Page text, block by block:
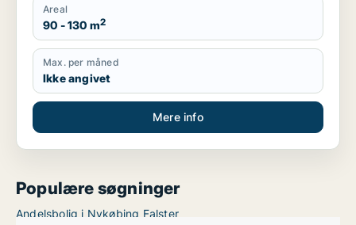
Areal
90 - 130 m2
Max. per måned
Ikke angivet
Mere info
Populære søgninger
Andelsbolig i Nykøbing Falster